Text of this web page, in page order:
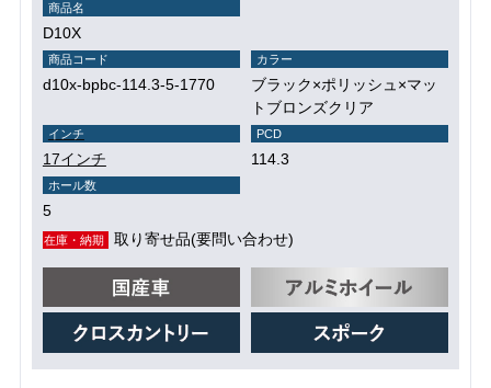
商品名
D10X
商品コード
d10x-bpbc-114.3-5-1770
カラー
ブラック×ポリッシュ×マッ
トブロンズクリア
インチ
17インチ
PCD
114.3
ホール数
5
在庫・納期 取り寄せ品(要問い合わせ)